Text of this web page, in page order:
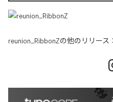
reunion_RibbonZの他のリリース：